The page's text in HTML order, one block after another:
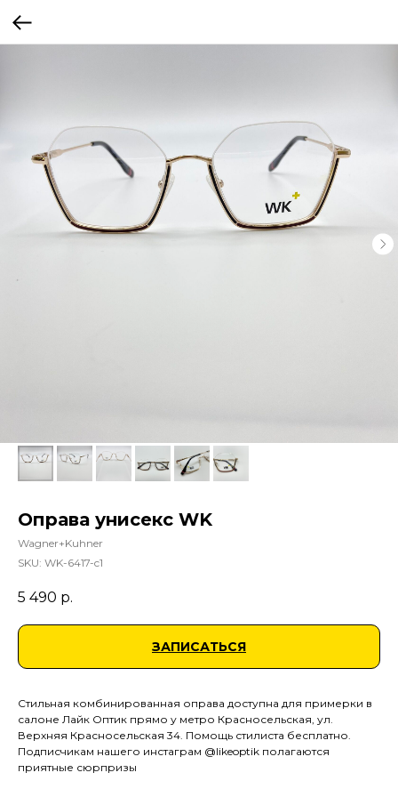
Оправа унисекс WK
Wagner+Kuhner
SKU: WK-6417-c1
5 490 р.
ЗАПИСАТЬСЯ
Стильная комбинированная оправа доступна для примерки в
салоне Лайк Оптик прямо у метро Красносельская, ул.
Верхняя Красносельская 34. Помощь стилиста бесплатно.
Подписчикам нашего инстаграм @likeoptik полагаются
приятные сюрпризы